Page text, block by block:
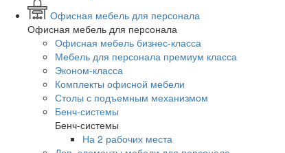
Офисная мебель для персонала
Офисная мебель для персонала
Офисная мебель бизнес-класса
Мебель для персонала премиум класса
Эконом-класса
Комплекты офисной мебели
Столы с подъемным механизмом
Бенч-системы
Бенч-системы
На 2 рабочих места